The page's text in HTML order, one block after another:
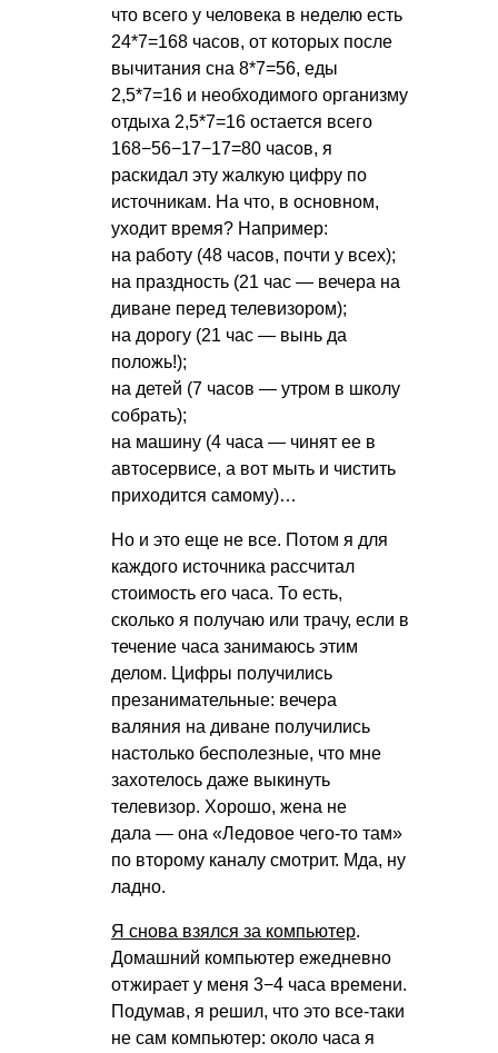
что всего у человека в неделю есть
24*7=168 часов, от которых после
вычитания сна 8*7=56, еды
2,5*7=16 и необходимого организму
отдыха 2,5*7=16 остается всего
168−56−17−17=80 часов, я
раскидал эту жалкую цифру по
источникам. На что, в основном,
уходит время? Например:
на работу (48 часов, почти у всех);
на праздность (21 час — вечера на
диване перед телевизором);
на дорогу (21 час — вынь да
положь!);
на детей (7 часов — утром в школу
собрать);
на машину (4 часа — чинят ее в
автосервисе, а вот мыть и чистить
приходится самому)…
Но и это еще не все. Потом я для
каждого источника рассчитал
стоимость его часа. То есть,
сколько я получаю или трачу, если в
течение часа занимаюсь этим
делом. Цифры получились
презанимательные: вечера
валяния на диване получились
настолько бесполезные, что мне
захотелось даже выкинуть
телевизор. Хорошо, жена не
дала — она «Ледовое чего-то там»
по второму каналу смотрит. Мда, ну
ладно.
Я снова взялся за компьютер.
Домашний компьютер ежедневно
отжирает у меня 3−4 часа времени.
Подумав, я решил, что это все-таки
не сам компьютер: около часа я